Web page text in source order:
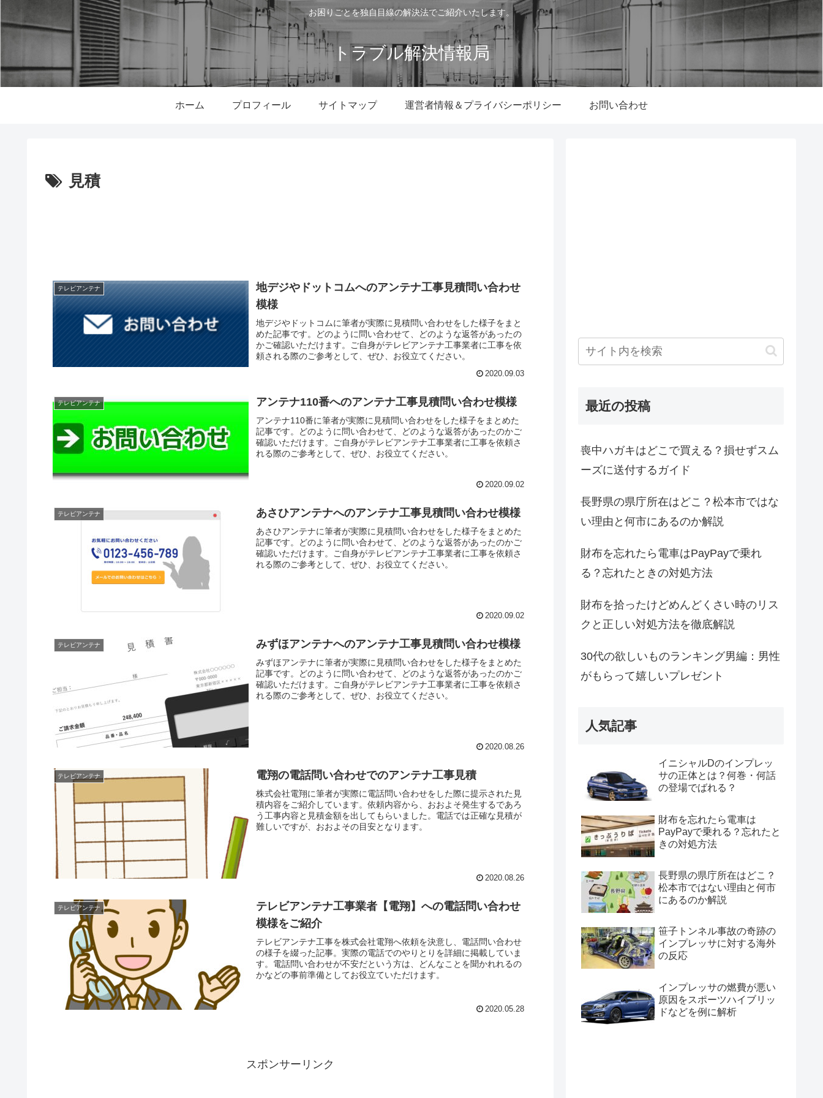
お困りごとを独自目線の解決法でご紹介いたします。
トラブル解決情報局
ホーム プロフィール サイトマップ 運営者情報＆プライバシーポリシー お問い合わせ
見積
テレビアンテナ
地デジやドットコムへのアンテナ工事見積問い合わせ
模様
地デジやドットコムに筆者が実際に見積問い合わせをした様子をまと
めた記事です。どのように問い合わせて、どのような返答があったの
かご確認いただけます。ご自身がテレビアンテナ工事業者に工事を依
頼される際のご参考として、ぜひ、お役立てください。
2020.09.03
テレビアンテナ アンテナ110番へのアンテナ工事見積問い合わせ模様
アンテナ110番に筆者が実際に見積問い合わせをした様子をまとめた
記事です。どのように問い合わせて、どのような返答があったのかご
確認いただけます。ご自身がテレビアンテナ工事業者に工事を依頼さ
れる際のご参考として、ぜひ、お役立てください。
2020.09.02
テレビアンテナ あさひアンテナへのアンテナ工事見積問い合わせ模様
あさひアンテナに筆者が実際に見積問い合わせをした様子をまとめた
記事です。どのように問い合わせて、どのような返答があったのかご
確認いただけます。ご自身がテレビアンテナ工事業者に工事を依頼さ
れる際のご参考として、ぜひ、お役立てください。
2020.09.02
テレビアンテナ みずほアンテナへのアンテナ工事見積問い合わせ模様
みずほアンテナに筆者が実際に見積問い合わせをした様子をまとめた
記事です。どのように問い合わせて、どのような返答があったのかご
確認いただけます。ご自身がテレビアンテナ工事業者に工事を依頼さ
れる際のご参考として、ぜひ、お役立てください。
2020.08.26
テレビアンテナ 電翔の電話問い合わせでのアンテナ工事見積
株式会社電翔に筆者が実際に電話問い合わせをした際に提示された見
積内容をご紹介しています。依頼内容から、おおよそ発生するであろ
う工事内容と見積金額を出してもらいました。電話では正確な見積が
難しいですが、おおよその目安となります。
2020.08.26
テレビアンテナ
テレビアンテナ工事業者【電翔】への電話問い合わせ
模様をご紹介
テレビアンテナ工事を株式会社電翔へ依頼を決意し、電話問い合わせ
の様子を綴った記事。実際の電話でのやりとりを詳細に掲載していま
す。電話問い合わせが不安だという方は、どんなことを聞かれれるの
かなどの事前準備としてお役立ていただけます。
2020.05.28
スポンサーリンク
最近の投稿
喪中ハガキはどこで買える？損せずスム
ーズに送付するガイド
長野県の県庁所在はどこ？松本市ではな
い理由と何市にあるのか解説
財布を忘れたら電車はPayPayで乗れ
る？忘れたときの対処方法
財布を拾ったけどめんどくさい時のリス
クと正しい対処方法を徹底解説
30代の欲しいものランキング男編：男性
がもらって嬉しいプレゼント
人気記事
イニシャルDのインプレッ
サの正体とは？何巻・何話
の登場でばれる？
財布を忘れたら電車は
PayPayで乗れる？忘れたと
きの対処方法
長野県の県庁所在はどこ？
松本市ではない理由と何市
にあるのか解説
笹子トンネル事故の奇跡の
インプレッサに対する海外
の反応
インプレッサの燃費が悪い
原因をスポーツハイブリッ
ドなどを例に解析